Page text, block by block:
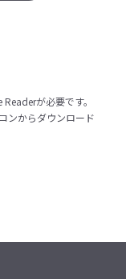
が必要です。
ンからダウンロード